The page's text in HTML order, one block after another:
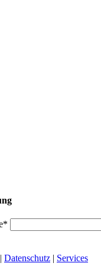
*
Datenschutz Services